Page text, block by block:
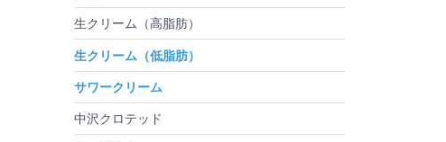
生クリーム（高脂肪）
生クリーム（低脂肪）
サワークリーム
中沢クロテッド